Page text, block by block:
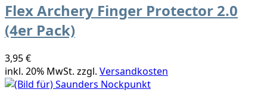
Flex Archery Finger Protector 2.0
(4er Pack)
3,95 €
inkl. 20% MwSt. zzgl. Versandkosten